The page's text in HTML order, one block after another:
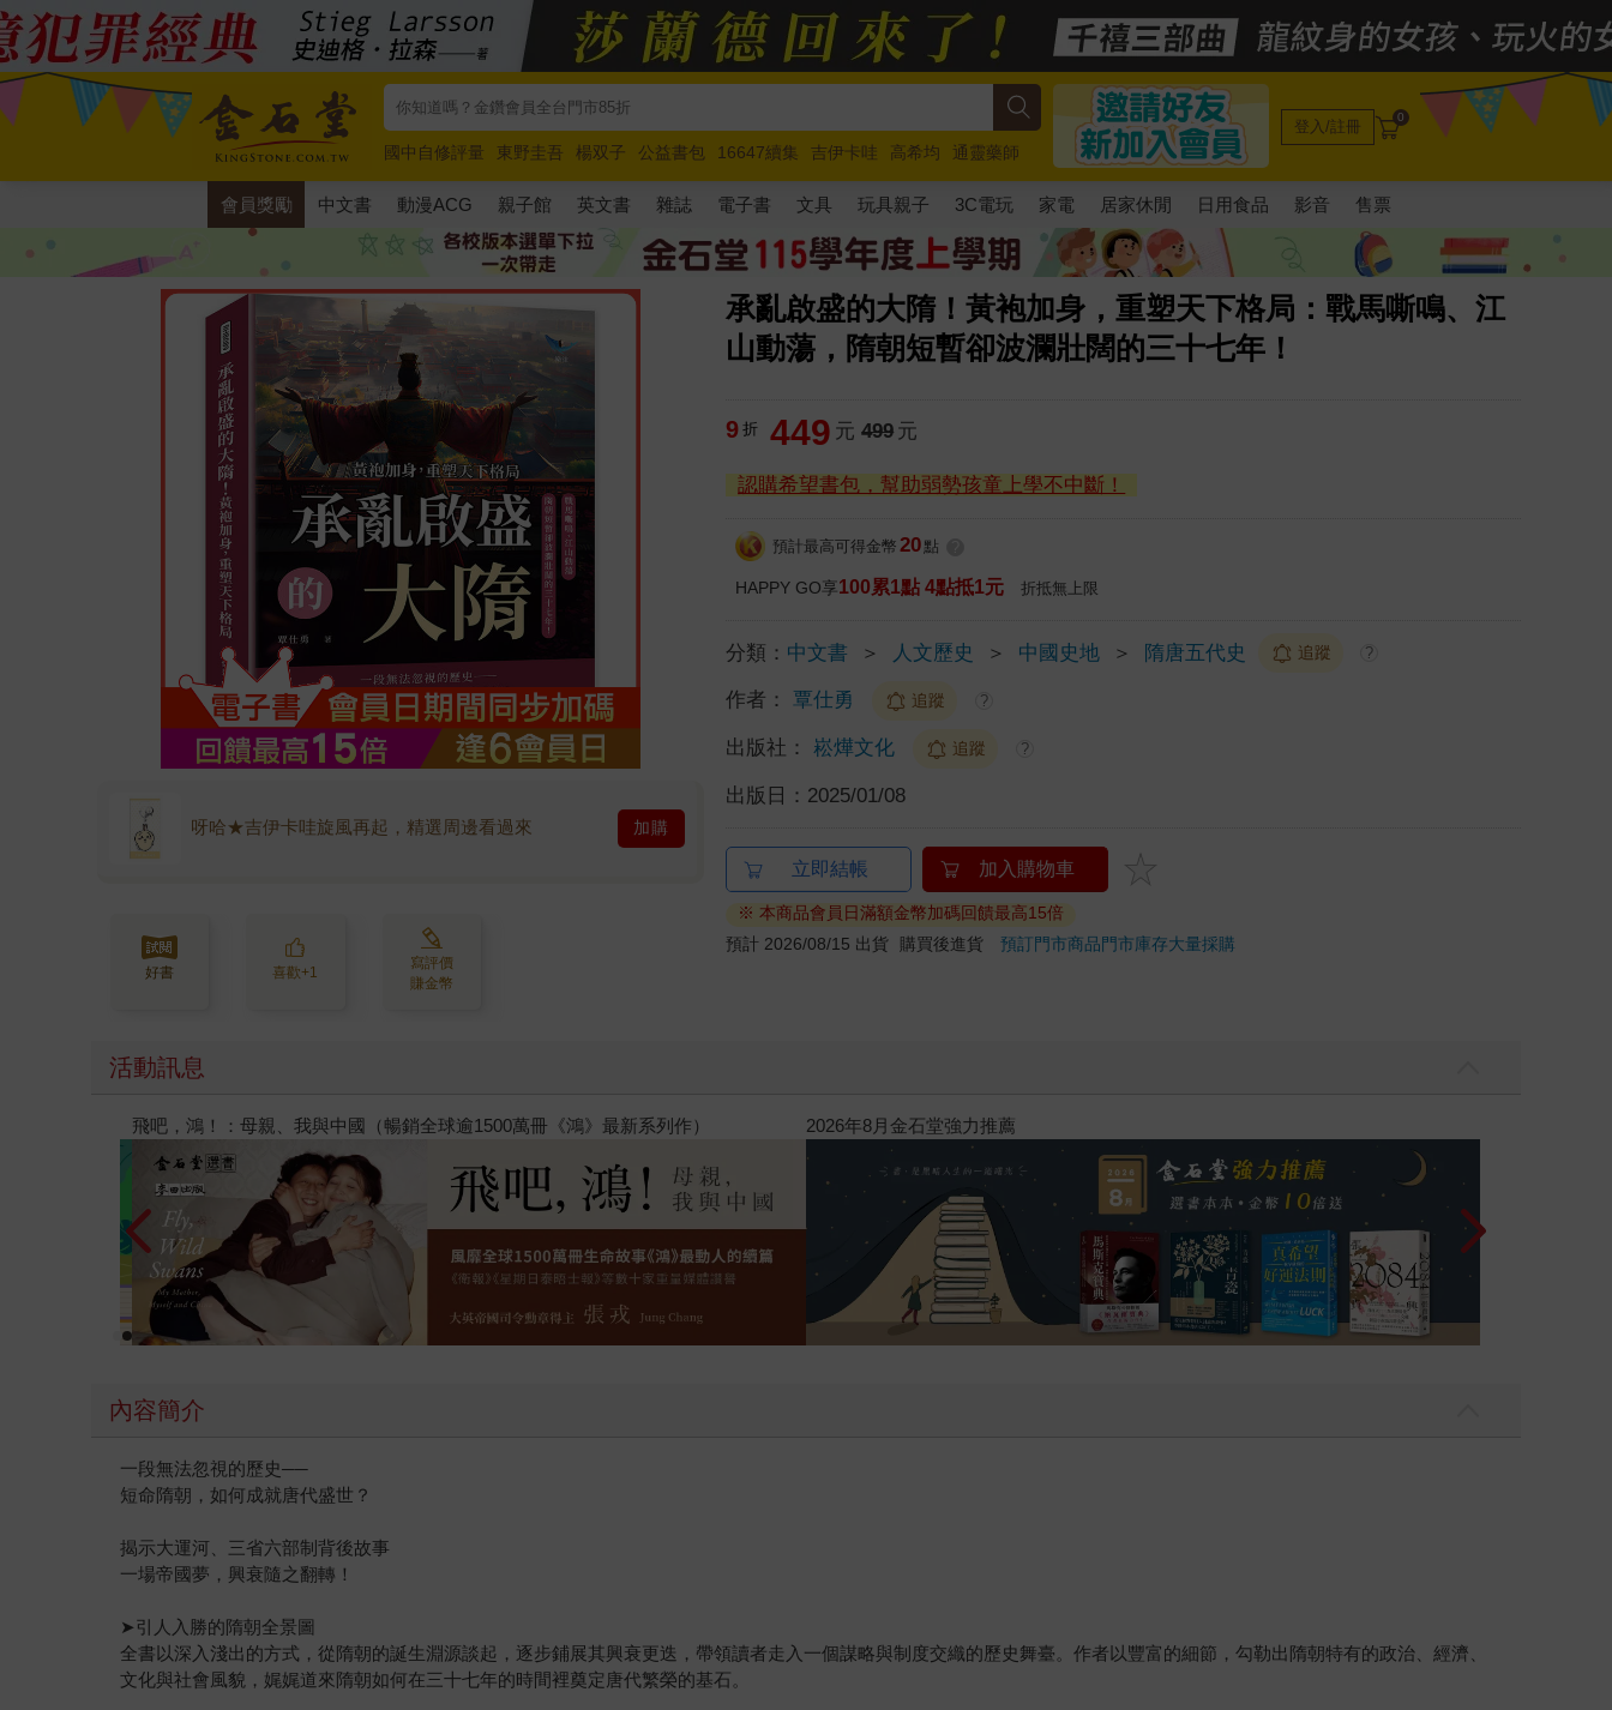
國中自修評量 東野圭吾 楊双子 公益書包 16647續集 吉伊卡哇 高希均
通靈藥師
唯紅花綻放
奧德賽 路邊攤新作 馬斯克 玩具總動員5 超慢跑
登入/註冊 0
會員獎勵 中文書 動漫ACG 親子館 英文書 雜誌 電子書 文具 玩具親子 3C電玩 家電 居家休閒 日用食品 影音 售票
承亂啟盛的大隋！黃袍加身，重塑天下格局：戰馬嘶鳴、江
山動蕩，隋朝短暫卻波瀾壯闊的三十七年！
呀哈★吉伊卡哇旋風再起，精選周邊看過來 加購
好書 喜歡+1
寫評價
賺金幣
9 折 449 元 499 元
認購希望書包，幫助弱勢孩童上學不中斷！
預計最高可得金幣 20 點
HAPPY GO享100累1點 4點抵1元 折抵無上限
分類： 中文書 ＞ 人文歷史 ＞ 中國史地 ＞ 隋唐五代史 追蹤 ?
作者： 覃仕勇 追蹤 ?
出版社： 崧燁文化 追蹤 ?
出版日： 2025/01/08
立即結帳 加入購物車
※ 本商品會員日滿額金幣加碼回饋最高15倍
預計 2026/08/15 出貨
購買後進貨預訂門市商品門市庫存大量採購
活動訊息
【父親節禮物展】5折起，滿888送88點金幣 閱讀漫遊錄-2026上半年暢銷榜
內容簡介
一段無法忽視的歷史──
短命隋朝，如何成就唐代盛世？
揭示大運河、三省六部制背後故事
一場帝國夢，興衰隨之翻轉！
➤引人入勝的隋朝全景圖
全書以深入淺出的方式，從隋朝的誕生淵源談起，逐步鋪展其興衰更迭，帶領讀者走入一個謀略與制度交織的歷史舞臺。作者以豐富的細節，勾勒出隋朝特有的政治、經濟、
文化與社會風貌，娓娓道來隋朝如何在三十七年的時間裡奠定唐代繁榮的基石。